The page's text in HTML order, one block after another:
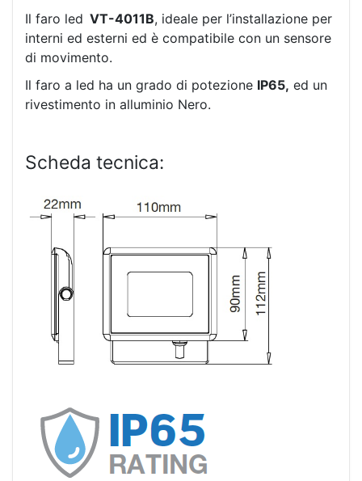
Il faro led VT-4011B, ideale per l’installazione per
interni ed esterni ed è compatibile con un sensore
di movimento.
Il faro a led ha un grado di potezione IP65, ed un
rivestimento in alluminio Nero.
Scheda tecnica: